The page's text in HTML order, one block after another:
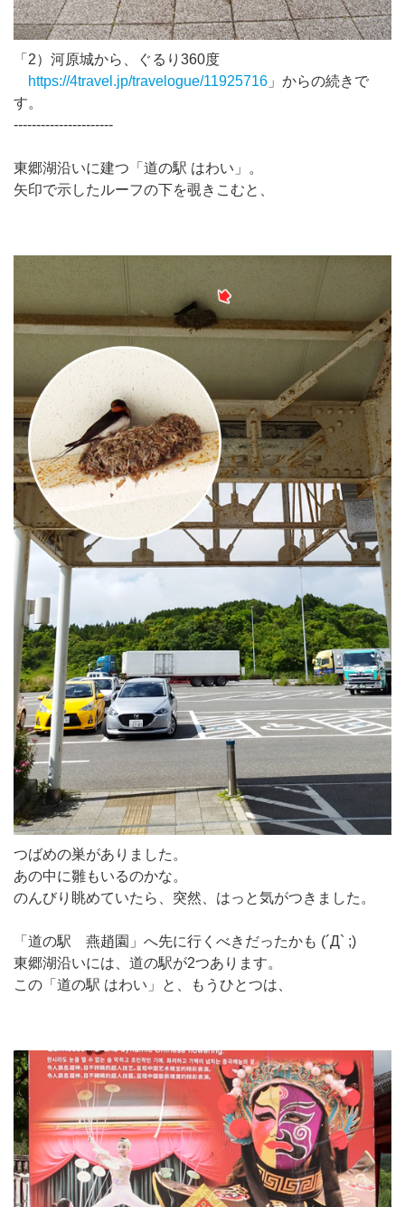
「2）河原城から、ぐるり360度
https://4travel.jp/travelogue/11925716 」からの続きで
す。
----------------------
東郷湖沿いに建つ「道の駅 はわい」。
矢印で示したルーフの下を覗きこむと、
つばめの巣がありました。
あの中に雛もいるのかな。
のんびり眺めていたら、突然、はっと気がつきました。
「道の駅 燕趙園」へ先に行くべきだったかも (´Д` ;)
東郷湖沿いには、道の駅が2つあります。
この「道の駅 はわい」と、もうひとつは、